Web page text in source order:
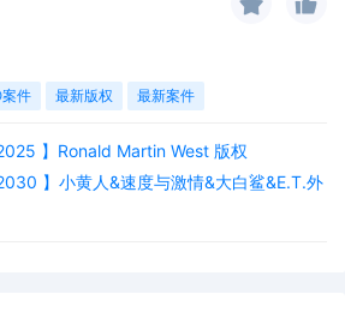
Appearance for Plaintiff
Appearance for Plaintiff
案件 最新版权 最新案件
】Ronald Martin West 版权
】小黄人&速度与激情&大白鲨&E.T.外